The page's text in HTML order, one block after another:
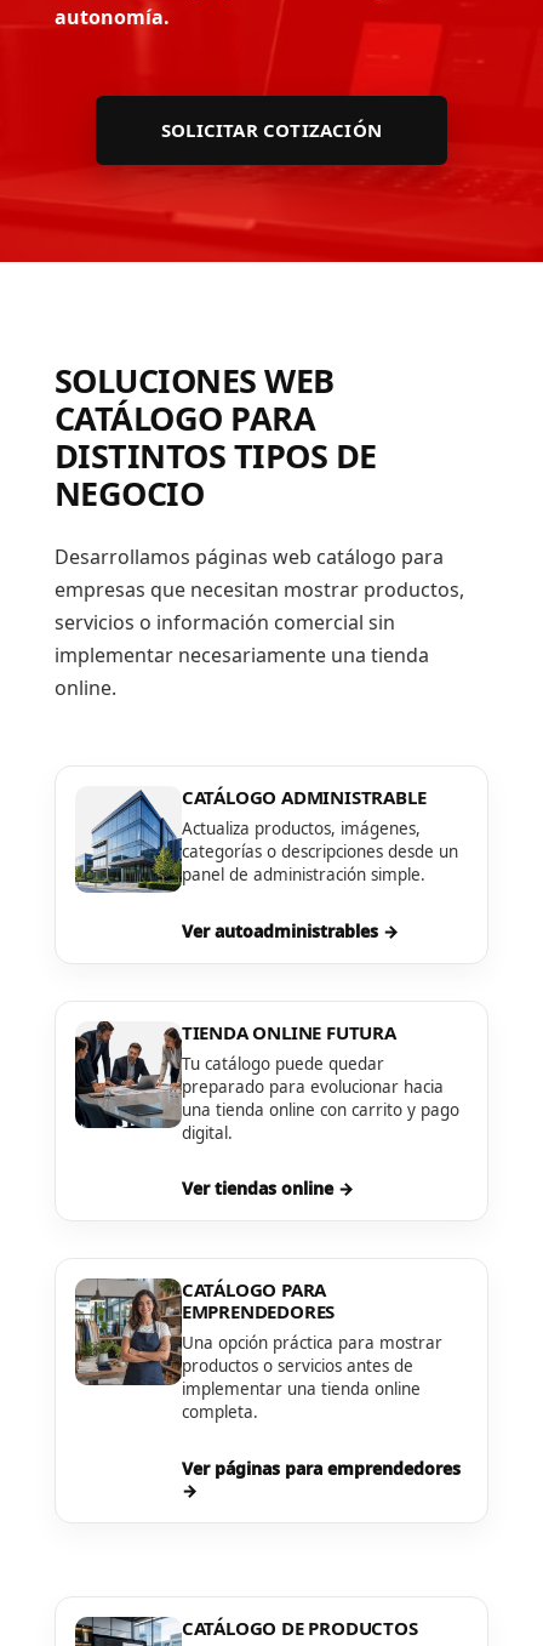
autonomía.
SOLICITAR COTIZACIÓN
SOLUCIONES WEB
CATÁLOGO PARA
DISTINTOS TIPOS DE
NEGOCIO
Desarrollamos páginas web catálogo para
empresas que necesitan mostrar productos,
servicios o información comercial sin
implementar necesariamente una tienda
online.
CATÁLOGO ADMINISTRABLE
Actualiza productos, imágenes,
categorías o descripciones desde un
panel de administración simple.
Ver autoadministrables →
TIENDA ONLINE FUTURA
Tu catálogo puede quedar
preparado para evolucionar hacia
una tienda online con carrito y pago
digital.
Ver tiendas online →
CATÁLOGO PARA
EMPRENDEDORES
Una opción práctica para mostrar
productos o servicios antes de
implementar una tienda online
completa.
Ver páginas para emprendedores
→
CATÁLOGO DE PRODUCTOS